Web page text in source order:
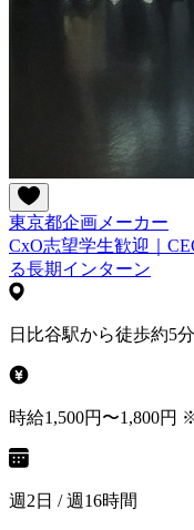
東京都企画 メーカー
CxO志望学生歓迎｜
る長期インターン
日比谷駅から徒歩約5分
時給1,500円〜1,800円
週2日 / 週16時間